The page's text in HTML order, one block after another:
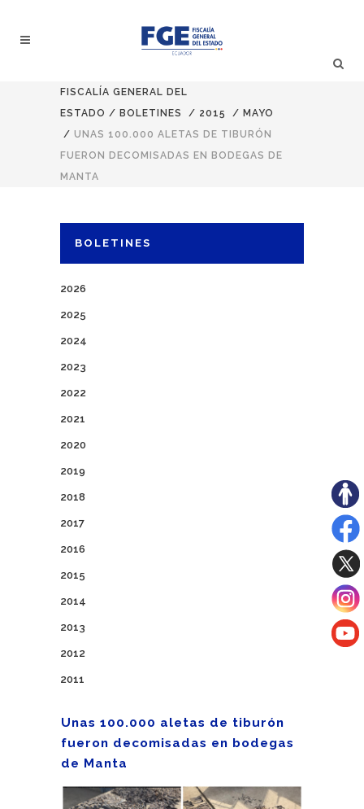
FISCALÍA GENERAL DEL
ESTADO / BOLETINES / 2015 / MAYO
/ UNAS 100.000 ALETAS DE TIBURÓN
FUERON DECOMISADAS EN BODEGAS DE
MANTA
BOLETINES
2026
2025
2024
2023
2022
2021
2020
2019
2018
2017
2016
2015
2014
2013
2012
2011
Unas 100.000 aletas de tiburón
fueron decomisadas en bodegas
de Manta